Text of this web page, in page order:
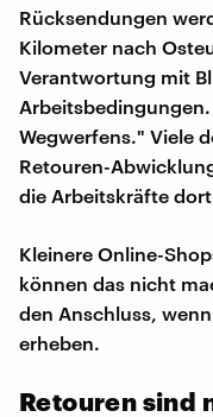
Rücksendungen
Kilometer nach
Verantwortung mit
Wegwerfens." Viele
Retouren-
die Arbeitskräfte
Kleinere Online-
können das nicht
den Anschluss,
erheben.
Retouren sind